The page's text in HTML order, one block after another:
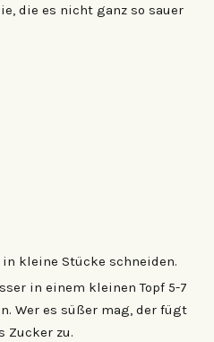
die es nicht ganz so sauer
in kleine Stücke schneiden.
in einem kleinen Topf 5-7
Wer es süßer mag, der fügt
Zucker zu.